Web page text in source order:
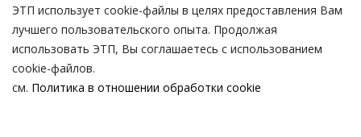
Все для инвестора
Контакты
Возникли вопросы?
ЭТП использует cookie-файлы в целях предоставления Вам
лучшего пользовательского опыта. Продолжая
использовать ЭТП, Вы соглашаетесь с использованием
cookie-файлов.
см. Политика в отношении обработки cookie